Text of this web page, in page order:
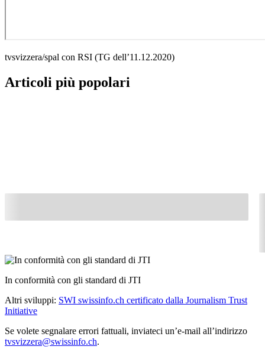
tvsvizzera/spal con RSI (TG dell’11.12.2020)
Articoli più popolari
In conformità con gli standard di JTI
Altri sviluppi: SWI swissinfo.ch certificato dalla Journalism Trust
Initiative
Se volete segnalare errori fattuali, inviateci un’e-mail all’indirizzo
tvsvizzera@swissinfo.ch.